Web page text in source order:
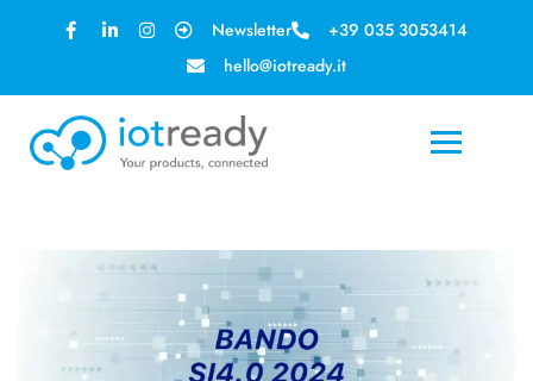
Newsletter
+39 035 3053414
hello@iotready.it